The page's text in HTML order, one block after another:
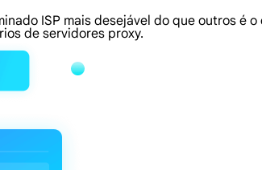
ISP mais desejável do que outros é
de servidores proxy.